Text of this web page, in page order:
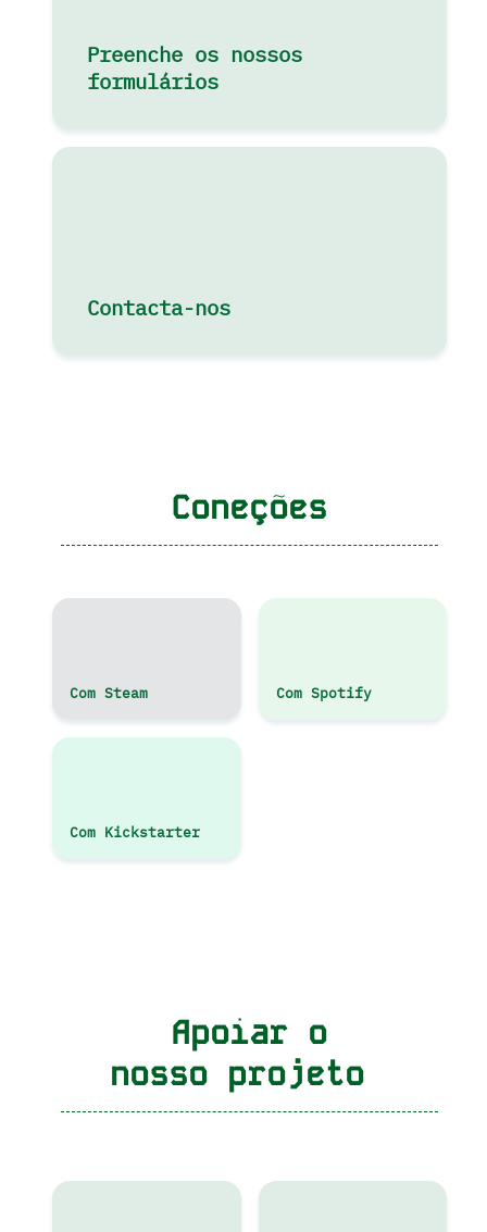
Preenche os nossos
formulários
Contacta-nos
Coneções
Com Steam Com Spotify
Com Kickstarter
Apoiar o
nosso projeto